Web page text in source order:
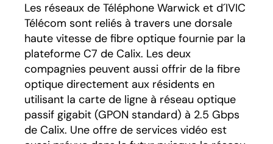
Les réseaux de Téléphone Warwick et d´IVIC
Télécom sont reliés à travers une dorsale
haute vitesse de fibre optique fournie par la
plateforme C7 de Calix. Les deux
compagnies peuvent aussi offrir de la fibre
optique directement aux résidents en
utilisant la carte de ligne à réseau optique
passif gigabit (GPON standard) à 2.5 Gbps
de Calix. Une offre de services vidéo est